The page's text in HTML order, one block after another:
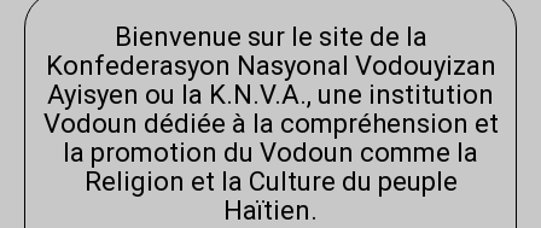
Bienvenue sur le site de la
Konfederasyon Nasyonal Vodouyizan
Ayisyen ou la K.N.V.A., une institution
Vodoun dédiée à la compréhension et
la promotion du Vodoun comme la
Religion et la Culture du peuple
Haïtien.